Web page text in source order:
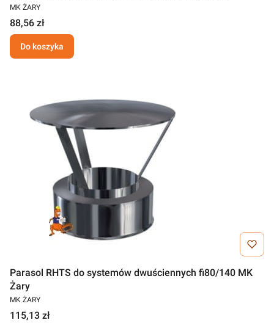
MK ŻARY
88,56 zł
Do koszyka
Parasol RHTS do systemów dwuściennych fi80/140 MK
Żary
MK ŻARY
115,13 zł